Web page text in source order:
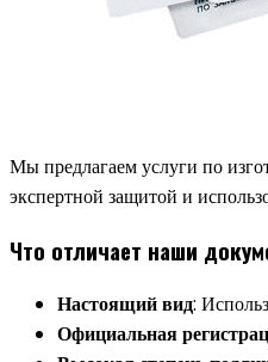
Мы предлагаем услуги по
экспертной защитой и
Что отличает наши
Настоящий вид:
Официальная